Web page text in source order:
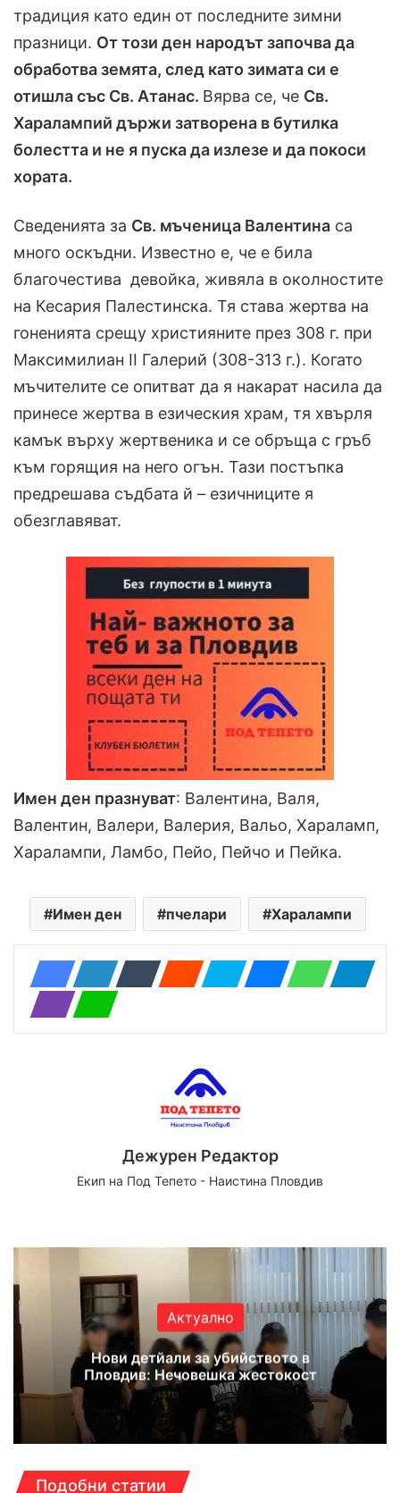
традиция като един от последните зимни
празници. От този ден народът започва да
обработва земята, след като зимата си е
отишла със Св. Атанас. Вярва се, че Св.
Харалампий държи затворена в бутилка
болестта и не я пуска да излезе и да покоси
хората.
Сведенията за Св. мъченица Валентина са
много оскъдни. Известно е, че е била
благочестива девойка, живяла в околностите
на Кесария Палестинска. Тя става жертва на
гоненията срещу християните през 308 г. при
Максимилиан ІІ Галерий (308-313 г.). Когато
мъчителите се опитват да я накарат насила да
принесе жертва в езическия храм, тя хвърля
камък върху жертвеника и се обръща с гръб
към горящия на него огън. Тази постъпка
предрешава съдбата й – езичниците я
обезглавяват.
Имен ден празнуват: Валентина, Валя,
Валентин, Валери, Валерия, Вальо, Хараламп,
Харалампи, Ламбо, Пейо, Пейчо и Пейка.
Имен ден пчелари Харалампи
Дежурен Редактор
Екип на Под Тепето - Наистина Пловдив
Актуално
Нови детйали за убийството в
Пловдив: Нечовешка жестокост
Подобни статии